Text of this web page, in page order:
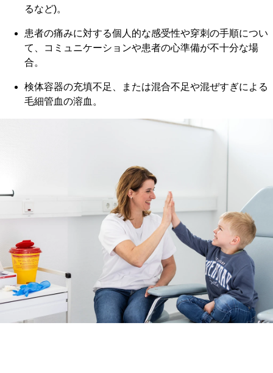
るなど)。
患者の痛みに対する個人的な感受性や穿刺の手順につい
て、コミュニケーションや患者の心準備が不十分な場
合。
検体容器の充填不足、または混合不足や混ぜすぎによる
毛細管血の溶血。